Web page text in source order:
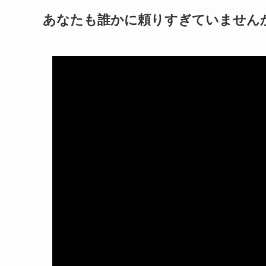
あなたも誰かに頼りすぎていません